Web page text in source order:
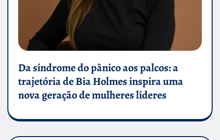
Da síndrome do pânico aos palcos: a
trajetória de Bia Holmes inspira uma
nova geração de mulheres líderes